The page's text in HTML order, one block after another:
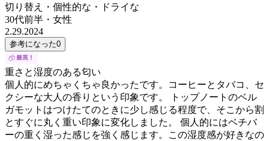
切り替え・個性的な・ドライな
30代前半 ・ 女性
2.29.2024
参考になった0
重さと湿度のある匂い
個人的にめちゃくちゃ良かったです。コーヒーとタバコ、セ
クシーな大人の香りという印象です。 トップノートのベル
ガモットはつけたてのときに少し感じる程度で、そこから割
とすぐに丸く重い印象に変化しました。 個人的にはベチバ
ーの重く湿った感じを強く感じます。この湿度感が好きなの